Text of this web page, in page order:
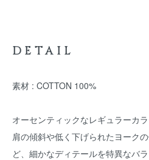
DETAIL
素材 : COTTON 100%
オーセンティックなレギュラーカ
肩の傾斜や低く下げられたヨーク
ど、細かなディテールを特異なバ